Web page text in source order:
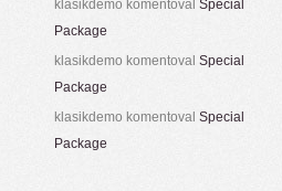
klasikdemo komentoval Special
Package
klasikdemo komentoval Special
Package
klasikdemo komentoval Special
Package